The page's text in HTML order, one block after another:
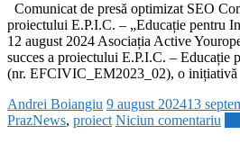
Comunicat de presă optimizat SEO
proiectului E.P.I.C. – „Educație pentru
12 august 2024 Asociația Active
succes a proiectului E.P.I.C. – Educație
(nr. EFCIVIC_EM2023_02), o inițiativă
Andrei Boiangiu 9 august 202413
PrazNews, proiect Niciun comentariu